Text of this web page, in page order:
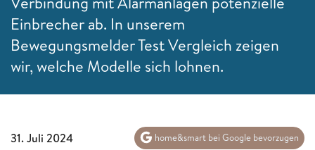
Einbrecher ab. In unserem
Bewegungsmelder Test Vergleich zeigen
wir, welche Modelle sich lohnen.
31. Juli 2024 home&smart bei Google bevorzugen